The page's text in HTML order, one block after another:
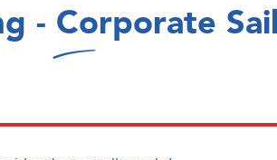
- Corporate